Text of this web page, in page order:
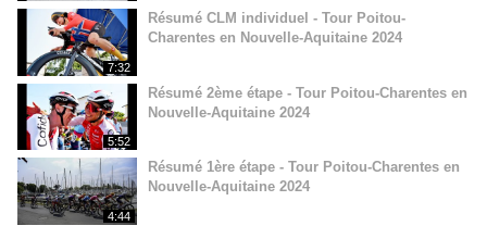
7:32
Résumé CLM individuel - Tour Poitou-
Charentes en Nouvelle-Aquitaine 2024
5:52
Résumé 2ème étape - Tour Poitou-Charentes en
Nouvelle-Aquitaine 2024
4:44
Résumé 1ère étape - Tour Poitou-Charentes en
Nouvelle-Aquitaine 2024